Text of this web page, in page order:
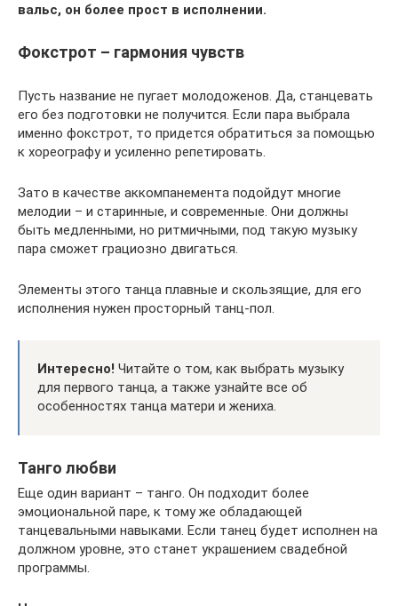
вальс, он более прост в исполнении.
Фокстрот – гармония чувств
Пусть название не пугает молодоженов. Да, станцевать
его без подготовки не получится. Если пара выбрала
именно фокстрот, то придется обратиться за помощью
к хореографу и усиленно репетировать.
Зато в качестве аккомпанемента подойдут многие
мелодии – и старинные, и современные. Они должны
быть медленными, но ритмичными, под такую музыку
пара сможет грациозно двигаться.
Элементы этого танца плавные и скользящие, для его
исполнения нужен просторный танц-пол.
Интересно! Читайте о том, как выбрать музыку
для первого танца, а также узнайте все об
особенностях танца матери и жениха.
Танго любви
Еще один вариант – танго. Он подходит более
эмоциональной паре, к тому же обладающей
танцевальными навыками. Если танец будет исполнен на
должном уровне, это станет украшением свадебной
программы.